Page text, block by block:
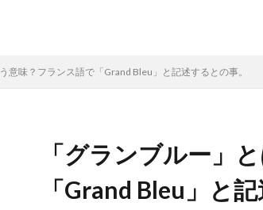
意味？フランス語で「Grand Bleu」と記述するとの事。
「グランブルー」
「Grand Bleu」と